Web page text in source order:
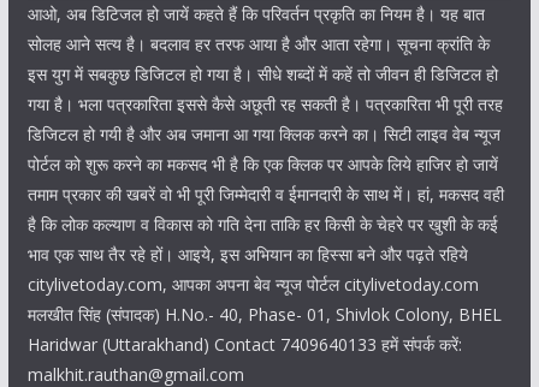
आओ, अब डिटिजल हो जायें कहते हैं कि परिवर्तन प्रकृति का नियम है। यह बात
सोलह आने सत्य है। बदलाव हर तरफ आया है और आता रहेगा। सूचना क्रांति के
इस युग में सबकुछ डिजिटल हो गया है। सीधे शब्दों में कहें तो जीवन ही डिजिटल हो
गया है। भला पत्रकारिता इससे कैसे अछूती रह सकती है। पत्रकारिता भी पूरी तरह
डिजिटल हो गयी है और अब जमाना आ गया क्लिक करने का। सिटी लाइव वेब न्यूज
पोर्टल को शुरू करने का मकसद भी है कि एक क्लिक पर आपके लिये हाजिर हो जायें
तमाम प्रकार की खबरें वो भी पूरी जिम्मेदारी व ईमानदारी के साथ में। हां, मकसद वही
है कि लोक कल्याण व विकास को गति देना ताकि हर किसी के चेहरे पर खुशी के कई
भाव एक साथ तैर रहे हों। आइये, इस अभियान का हिस्सा बने और पढ़ते रहिये
citylivetoday.com, आपका अपना बेव न्यूज पोर्टल citylivetoday.com
मलखीत सिंह (संपादक) H.No.- 40, Phase- 01, Shivlok Colony, BHEL
Haridwar (Uttarakhand) Contact 7409640133 हमें संपर्क करें:
malkhit.rauthan@gmail.com